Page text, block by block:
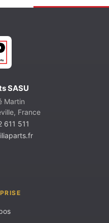
SASU
Martin
France
611 511